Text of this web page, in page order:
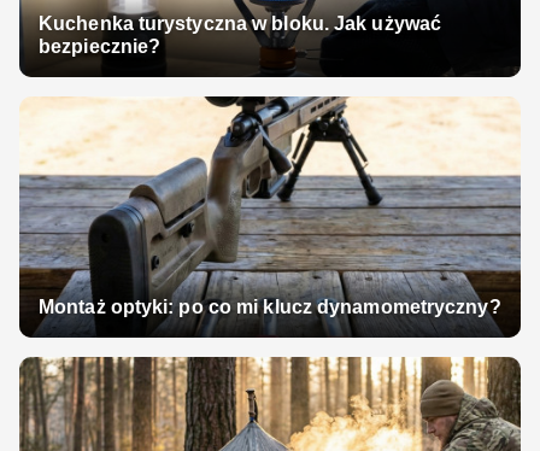
Kuchenka turystyczna w bloku. Jak używać
bezpiecznie?
Montaż optyki: po co mi klucz dynamometryczny?